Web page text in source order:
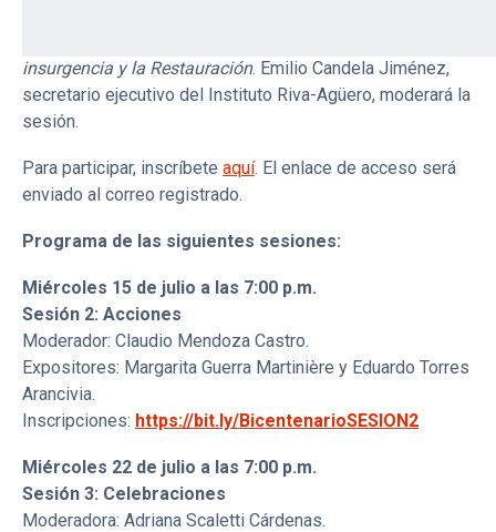
insurgencia y la Restauración. Emilio Candela Jiménez,
secretario ejecutivo del Instituto Riva-Agüero, moderará la
sesión.
Para participar, inscríbete aquí. El enlace de acceso será
enviado al correo registrado.
Programa de las siguientes sesiones:
Miércoles 15 de julio a las 7:00 p.m.
Sesión 2: Acciones
Moderador: Claudio Mendoza Castro.
Expositores: Margarita Guerra Martinière y Eduardo Torres
Arancivia.
Inscripciones: https://bit.ly/BicentenarioSESION2
Miércoles 22 de julio a las 7:00 p.m.
Sesión 3: Celebraciones
Moderadora: Adriana Scaletti Cárdenas.